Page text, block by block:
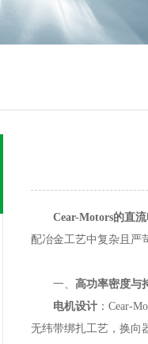
Cear-Motors的直
配冶金工艺中复杂且严
一、 高功率密度与
电机设计 ：Cear-
无纬带绑扎工艺，换向